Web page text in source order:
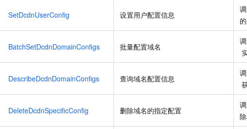
SetDcdnUserConfig 设置用户配置信息
BatchSetDcdnDomainConfigs 批量配置域名
DescribeDcdnDomainConfigs 查询域名配置信息
DeleteDcdnSpecificConfig 删除域名的指定配置